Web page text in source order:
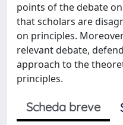
points of the debate
that scholars are
on principles.
relevant debate,
approach to the
principles.
Scheda breve